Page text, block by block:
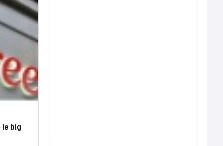
le big